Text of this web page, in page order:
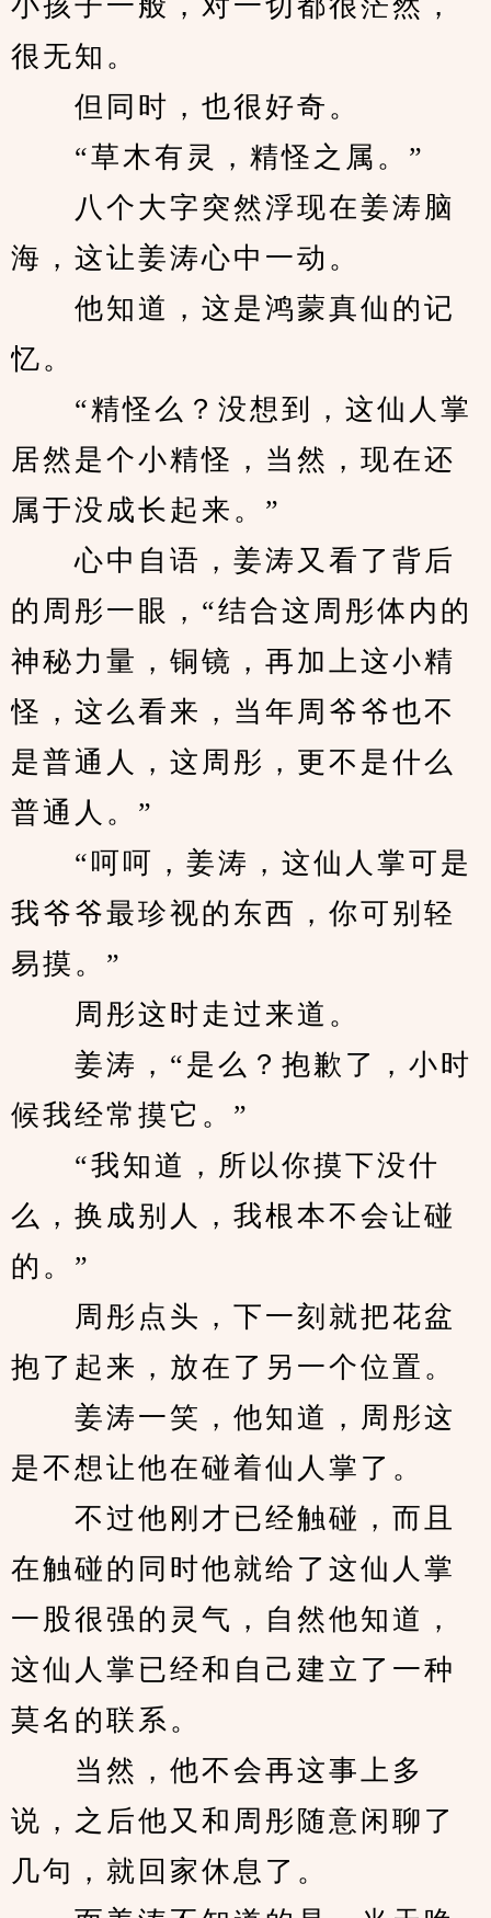
很无知。
但同时，也很好奇。
“草木有灵，精怪之属。”
八个大字突然浮现在姜涛脑
海，这让姜涛心中一动。
他知道，这是鸿蒙真仙的记
忆。
“精怪么？没想到，这仙人掌
居然是个小精怪，当然，现在还
属于没成长起来。”
心中自语，姜涛又看了背后
的周彤一眼，“结合这周彤体内的
神秘力量，铜镜，再加上这小精
怪，这么看来，当年周爷爷也不
是普通人，这周彤，更不是什么
普通人。”
“呵呵，姜涛，这仙人掌可是
我爷爷最珍视的东西，你可别轻
易摸。”
周彤这时走过来道。
姜涛，“是么？抱歉了，小时
候我经常摸它。”
“我知道，所以你摸下没什
么，换成别人，我根本不会让碰
的。”
周彤点头，下一刻就把花盆
抱了起来，放在了另一个位置。
姜涛一笑，他知道，周彤这
是不想让他在碰着仙人掌了。
不过他刚才已经触碰，而且
在触碰的同时他就给了这仙人掌
一股很强的灵气，自然他知道，
这仙人掌已经和自己建立了一种
莫名的联系。
当然，他不会再这事上多
说，之后他又和周彤随意闲聊了
几句，就回家休息了。